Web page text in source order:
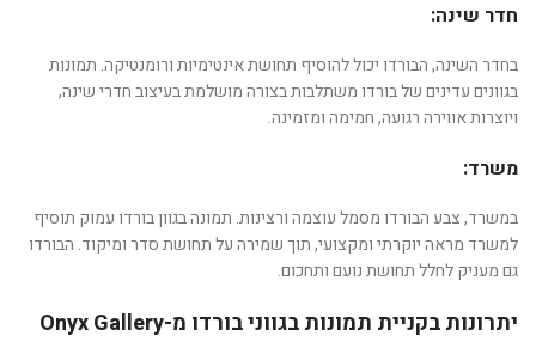
חדר שינה:
בחדר השינה, הבורדו יכול להוסיף תחושת אינטימיות ורומנטיקה. תמונות
בגוונים עדינים של בורדו משתלבות בצורה מושלמת בעיצוב חדרי שינה,
ויוצרות אווירה רגועה, חמימה ומזמינה.
משרד:
במשרד, צבע הבורדו מסמל עוצמה ורצינות. תמונה בגוון בורדו עמוק תוסיף
למשרד מראה יוקרתי ומקצועי, תוך שמירה על תחושת סדר ומיקוד. הבורדו
גם מעניק לחלל תחושת נועם ותחכום.
יתרונות בקניית תמונות בגווני בורדו מ-Onyx Gallery